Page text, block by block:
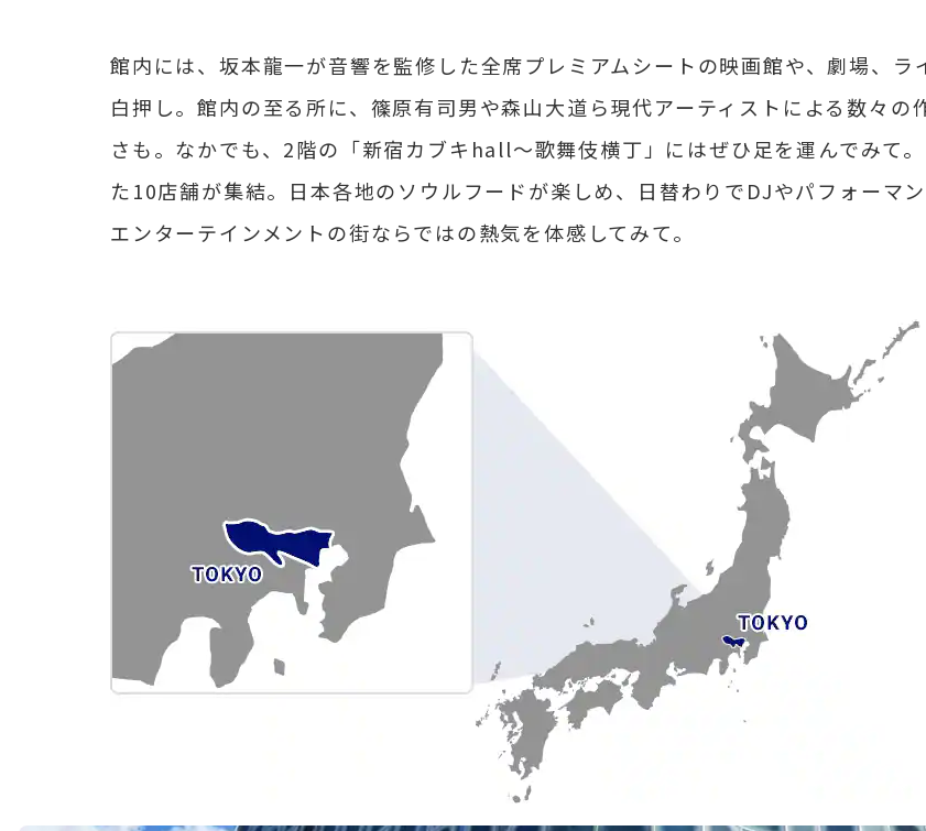
館内には、坂本龍一が音響を監修した全席プレミアムシートの映画館や、劇場、
白押し。館内の至る所に、篠原有司男や森山大道ら現代アーティストによる数々
さも。なかでも、2階の「新宿カブキhall〜歌舞伎横丁」にはぜひ足を運んでみて
た10店舗が集結。日本各地のソウルフードが楽しめ、日替わりでDJやパフォーマ
エンターテインメントの街ならではの熱気を体感してみて。